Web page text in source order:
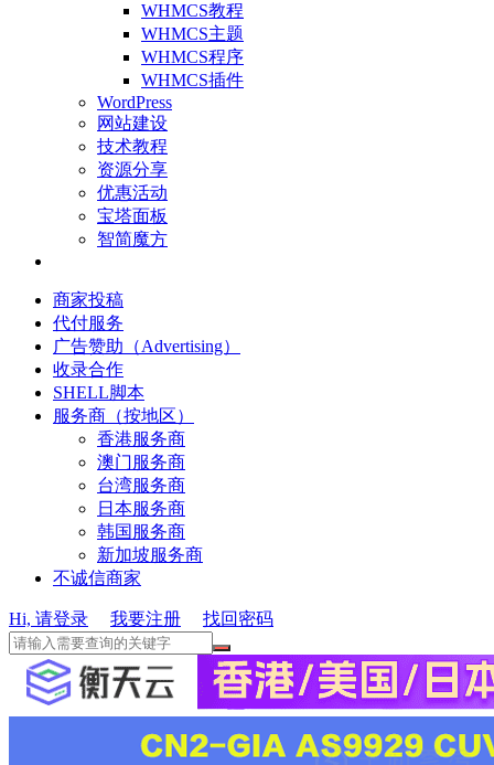
WHMCS教程
WHMCS主题
WHMCS程序
WHMCS插件
WordPress
网站建设
技术教程
资源分享
优惠活动
宝塔面板
智简魔方
商家投稿
代付服务
广告赞助（Advertising）
收录合作
SHELL脚本
服务商（按地区）
香港服务商
澳门服务商
台湾服务商
日本服务商
韩国服务商
新加坡服务商
不诚信商家
Hi, 请登录 我要注册 找回密码